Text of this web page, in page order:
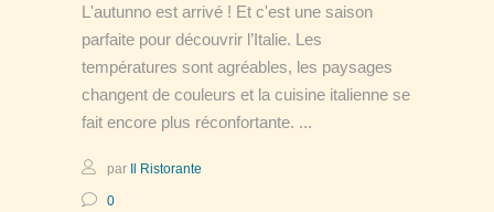
L'autunno est arrivé ! Et c'est une saison
parfaite pour découvrir l’Italie. Les
températures sont agréables, les paysages
changent de couleurs et la cuisine italienne se
fait encore plus réconfortante.
par Il Ristorante
0